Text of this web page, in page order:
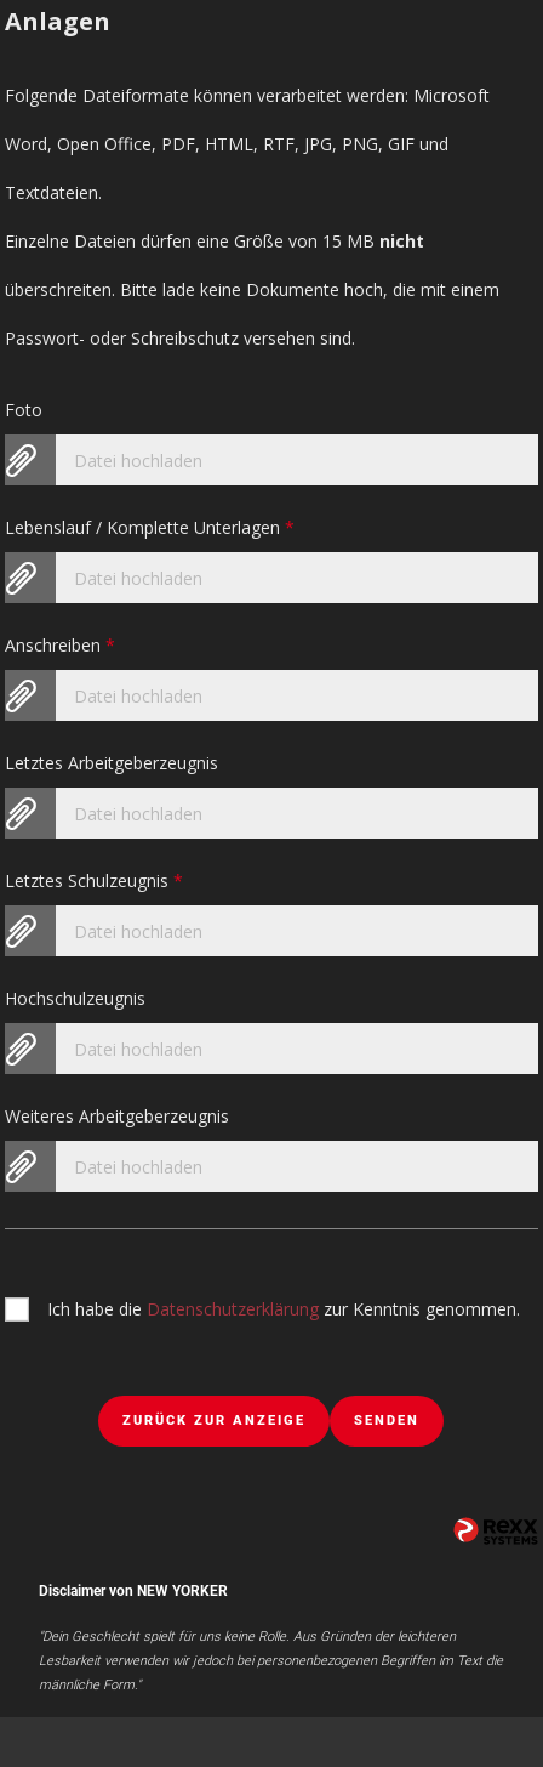
Anlagen
Folgende Dateiformate können verarbeitet werden: Microsoft
Word, Open Office, PDF, HTML, RTF, JPG, PNG, GIF und
Textdateien.
Einzelne Dateien dürfen eine Größe von 15 MB nicht
überschreiten. Bitte lade keine Dokumente hoch, die mit einem
Passwort- oder Schreibschutz versehen sind.
Foto
Datei hochladen
Lebenslauf / Komplette Unterlagen*
Datei hochladen
Anschreiben*
Datei hochladen
Letztes Arbeitgeberzeugnis
Datei hochladen
Letztes Schulzeugnis*
Datei hochladen
Hochschulzeugnis
Datei hochladen
Weiteres Arbeitgeberzeugnis
Datei hochladen
Ich habe die Datenschutzerklärung zur Kenntnis genommen.
ZURÜCK ZUR ANZEIGE SENDEN
Disclaimer von NEW YORKER
"Dein Geschlecht spielt für uns keine Rolle. Aus Gründen der leichteren
Lesbarkeit verwenden wir jedoch bei personenbezogenen Begriffen im Text die
männliche Form."